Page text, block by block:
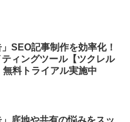
」SEO記事制作を効率化！
ィングツール【ツクレル
無料トライアル実施中
」底地や共有の悩みをスッ